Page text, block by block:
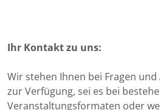
Ihr Kontakt zu uns:
Wir stehen Ihnen bei Fragen
zur Verfügung, sei es bei
Veranstaltungsformaten oder